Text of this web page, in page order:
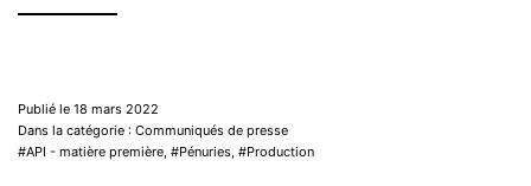
Publié le 18 mars 2022
Dans la catégorie : Communiqués de presse
API - matière première
Pénuries Production